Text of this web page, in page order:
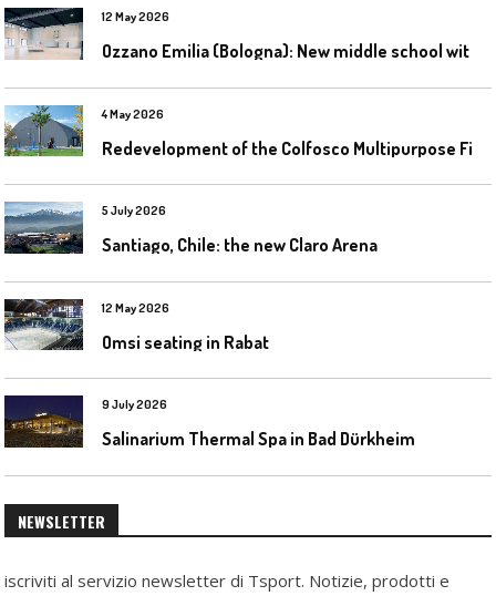
12 May 2026
4 May 2026
5 July 2026
Santiago, Chile: the new Claro Arena
12 May 2026
Omsi seating in Rabat
9 July 2026
Salinarium Thermal Spa in Bad Dürkheim
NEWSLETTER
iscriviti al servizio newsletter di Tsport. Notizie, prodotti e